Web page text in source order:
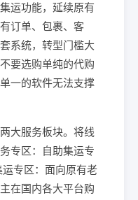
运功能，延续原有
订单、包裹、客
系统，转型门槛大
要选购单纯的代购
一的软件无法支撑
大服务板块。将线
专区：自助集运专
专区：面向原有老
在国内各大平台购